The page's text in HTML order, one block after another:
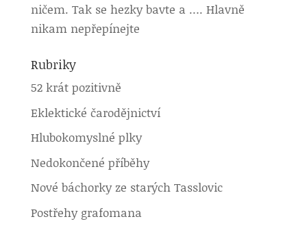
ničem. Tak se hezky bavte a …. Hlavně
nikam nepřepínejte
Rubriky
52 krát pozitivně
Eklektické čarodějnictví
Hlubokomyslné plky
Nedokončené příběhy
Nové báchorky ze starých Tasslovic
Postřehy grafomana